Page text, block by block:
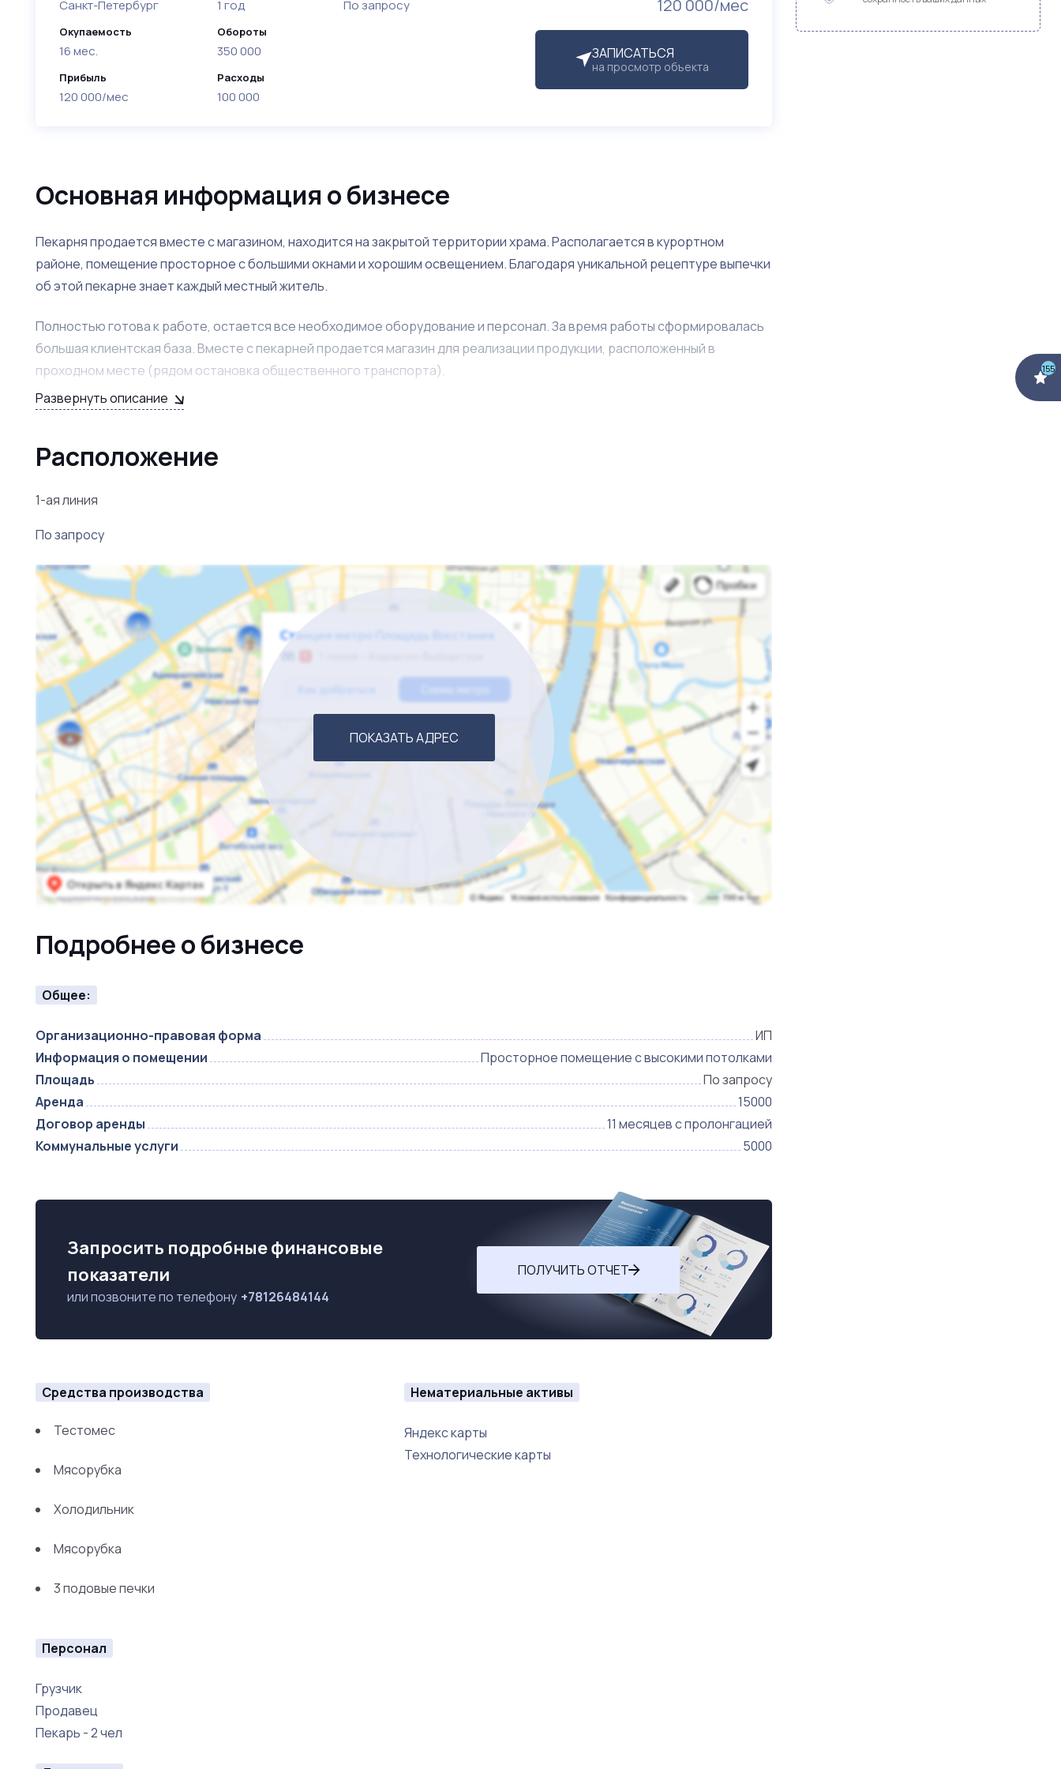
120 000/мес
ЗАПИСАТЬСЯ
на просмотр объекта
Санкт-Петербург
Окупаемость
16 мес.
Прибыль
120 000/мес
1 год
Обороты
350 000
Расходы
100 000
По запросу
Основная информация о бизнесе
Пекарня продается вместе с магазином, находится на закрытой территории храма. Располагается в курортном
районе, помещение просторное с большими окнами и хорошим освещением. Благодаря уникальной рецептуре выпечки
об этой пекарне знает каждый местный житель.
Полностью готова к работе, остается все необходимое оборудование и персонал. За время работы сформировалась
большая клиентская база. Вместе с пекарней продается магазин для реализации продукции, расположенный в
проходном месте (рядом остановка общественного транспорта).
Очень низкая арендная плата. В километре вокруг полное отсутствие конкурентов. Есть возможность проживания на
Развернуть описание
Расположение
1-ая линия
По запросу
ПОКАЗАТЬ АДРЕС
Подробнее о бизнесе
Общее:
Организационно-правовая форма
ИП
Информация о помещении
Просторное помещение с высокими потолками
Площадь
По запросу
Аренда
15000
Договор аренды
11 месяцев с пролонгацией
Коммунальные услуги
5000
Запросить подробные финансовые
показатели
или позвоните по телефону +78126484144
ПОЛУЧИТЬ ОТЧЕТ
Средства производства
Тестомес
Мясорубка
Холодильник
Мясорубка
3 подовые печки
Нематериальные активы
Яндекс карты
Технологические карты
Персонал
Грузчик
Продавец
Пекарь - 2 чел
155